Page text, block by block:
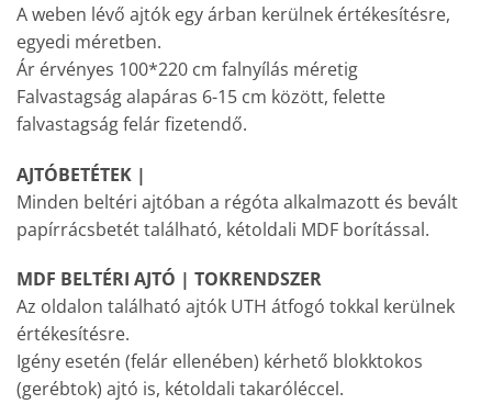
A weben lévő ajtók egy árban kerülnek értékesítésre,
egyedi méretben.
Ár érvényes 100*220 cm falnyílás méretig
Falvastagság alapáras 6-15 cm között, felette
falvastagság felár fizetendő.
AJTÓBETÉTEK |
Minden beltéri ajtóban a régóta alkalmazott és bevált
papírrácsbetét található, kétoldali MDF borítással.
MDF BELTÉRI AJTÓ | TOKRENDSZER
Az oldalon található ajtók UTH átfogó tokkal kerülnek
értékesítésre.
Igény esetén (felár ellenében) kérhető blokktokos
(gerébtok) ajtó is, kétoldali takaróléccel.